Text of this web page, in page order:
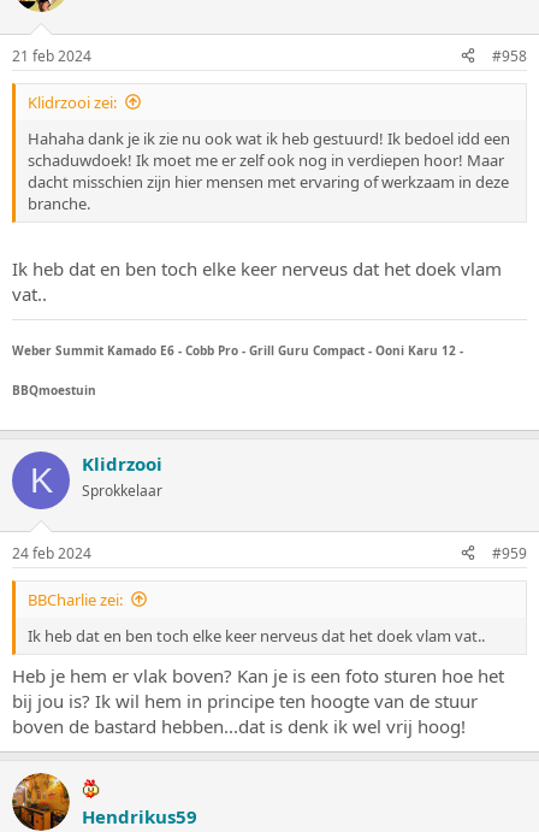
21 feb 2024 #958
Klidrzooi zei:
Hahaha dank je ik zie nu ook wat ik heb gestuurd! Ik bedoel idd een
schaduwdoek! Ik moet me er zelf ook nog in verdiepen hoor! Maar
dacht misschien zijn hier mensen met ervaring of werkzaam in deze
branche.
Ik heb dat en ben toch elke keer nerveus dat het doek vlam
vat..
Weber Summit Kamado E6 - Cobb Pro - Grill Guru Compact - Ooni Karu 12 -
BBQmoestuin
K Klidrzooi
Sprokkelaar
24 feb 2024 #959
BBCharlie zei:
Ik heb dat en ben toch elke keer nerveus dat het doek vlam vat..
Heb je hem er vlak boven? Kan je is een foto sturen hoe het
bij jou is? Ik wil hem in principe ten hoogte van de stuur
boven de bastard hebben...dat is denk ik wel vrij hoog!
Hendrikus59